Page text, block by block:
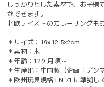
しっかりとした素材で、お子様
ができます。
北欧テイストのカラーリングも
＊サイズ：19x12.5x2cm
＊素材：木
＊年齢：12ヶ月頃～
＊生産地：中国製（企画：デン
＊欧州玩具規格 EN 71 に準拠し